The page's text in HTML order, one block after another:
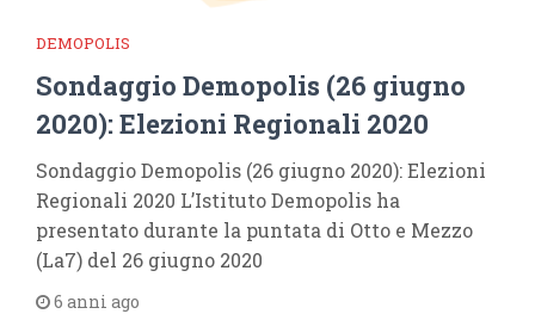
DEMOPOLIS
Sondaggio Demopolis (26 giugno
2020): Elezioni Regionali 2020
Sondaggio Demopolis (26 giugno 2020): Elezioni
Regionali 2020 L’Istituto Demopolis ha
presentato durante la puntata di Otto e Mezzo
(La7) del 26 giugno 2020
6 anni ago